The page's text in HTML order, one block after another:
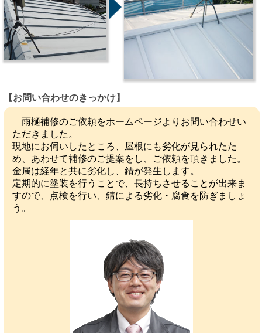
【お問い合わせのきっかけ】
雨樋補修のご依頼をホームページよりお問い合わせい
ただきました。
現地にお伺いしたところ、屋根にも劣化が見られたた
め、あわせて補修のご提案をし、ご依頼を頂きました。
金属は経年と共に劣化し、錆が発生します。
定期的に塗装を行うことで、長持ちさせることが出来ま
すので、点検を行い、錆による劣化・腐食を防ぎましょ
う。